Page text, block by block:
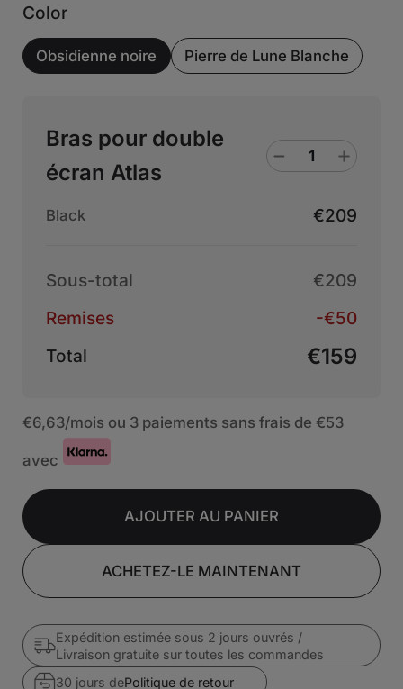
Color
Obsidienne noire Pierre de Lune Blanche
Bras pour double
écran Atlas
Black €209
Sous-total
€209
Remises
-€50
Total
€159
€6,63/mois ou 3 paiements sans frais de €53
avec
AJOUTER AU PANIER
ACHETEZ-LE MAINTENANT
Expédition estimée sous 2 jours ouvrés /
Livraison gratuite sur toutes les commandes
30 jours dePolitique de retour